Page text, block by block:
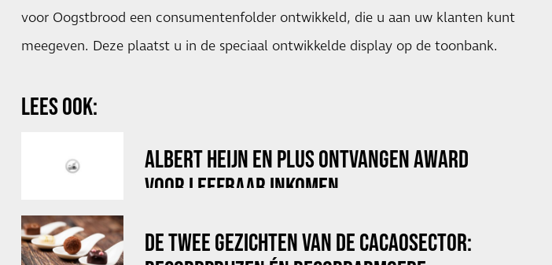
voor Oogstbrood een consumentenfolder ontwikkeld, die u aan uw klanten kunt
meegeven. Deze plaatst u in de speciaal ontwikkelde display op de toonbank.
LEES OOK:
ALBERT HEIJN EN PLUS ONTVANGEN AWARD
VOOR LEEFBAAR INKOMEN
DE TWEE GEZICHTEN VAN DE CACAOSECTOR: